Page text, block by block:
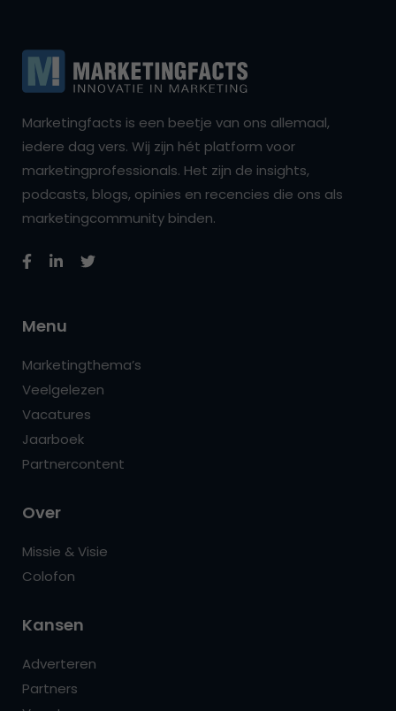
Marketingfacts is een beetje van ons allemaal,
iedere dag vers. Wij zijn hét platform voor
marketingprofessionals. Het zijn de insights,
podcasts, blogs, opinies en recencies die ons als
marketingcommunity binden.
Menu
Marketingthema’s
Veelgelezen
Vacatures
Jaarboek
Partnercontent
Over
Missie & Visie
Colofon
Kansen
Adverteren
Partners